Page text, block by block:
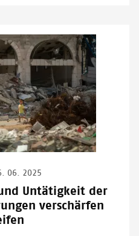
06. 2025
Untätigkeit der
verschärfen